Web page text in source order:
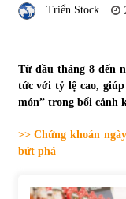
Tự
Triển Stock
Từ đầu tháng 8 đến
tức với tỷ lệ cao,
món” trong bối cảnh
>> Chứng khoán
bứt phá